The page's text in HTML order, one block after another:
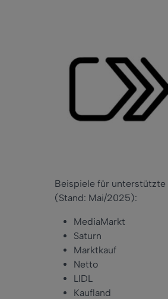
Beispiele für unterstützte
(Stand: Mai/2025):
MediaMarkt
Saturn
Marktkauf
Netto
LIDL
Kaufland